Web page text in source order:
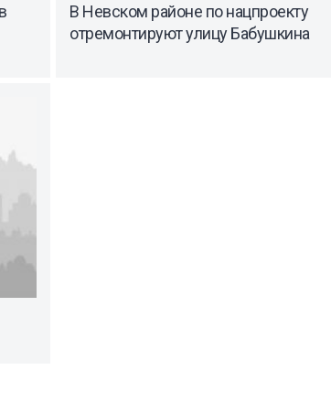
В Невском районе по нацпроекту
отремонтируют улицу Бабушкина